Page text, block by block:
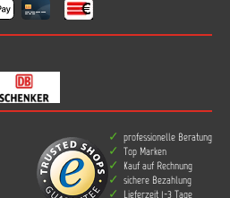
professionelle Beratung
Top Marken
Kauf auf Rechnung
sichere Bezahlung
Lieferzeit 1-3 Tage